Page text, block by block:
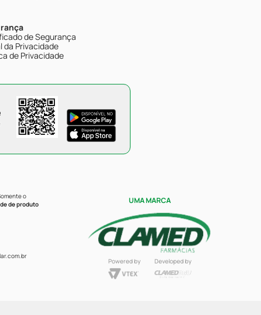
de Segurança
da Privacidade
de Privacidade
o
de produto
UMA MARCA
Powered by Developed by